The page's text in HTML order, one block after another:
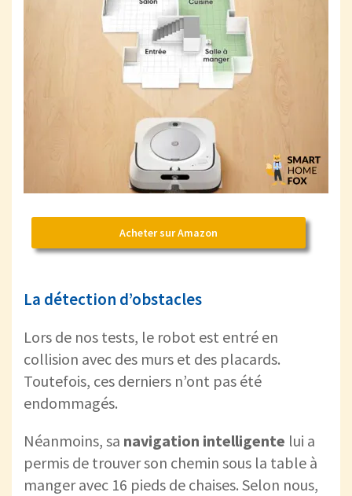
Acheter sur Amazon
La détection d’obstacles
Lors de nos tests, le robot est entré en
collision avec des murs et des placards.
Toutefois, ces derniers n’ont pas été
endommagés.
Néanmoins, sa navigation intelligente lui a
permis de trouver son chemin sous la table à
manger avec 16 pieds de chaises. Selon nous,